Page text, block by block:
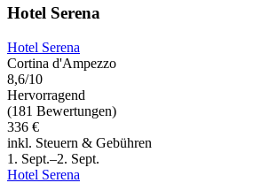
Hotel Serena
Hotel Serena
Cortina d'Ampezzo
8,6/10
Hervorragend
(181 Bewertungen)
336 €
inkl. Steuern & Gebühren
1. Sept.–2. Sept.
Hotel Serena